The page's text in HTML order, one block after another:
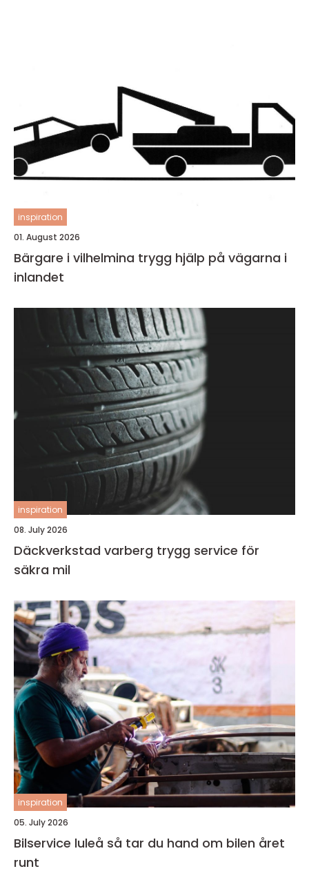
inspiration
01. August 2026
Bärgare i vilhelmina trygg hjälp på vägarna i
inlandet
inspiration
08. July 2026
Däckverkstad varberg trygg service för
säkra mil
inspiration
05. July 2026
Bilservice luleå så tar du hand om bilen året
runt